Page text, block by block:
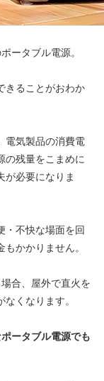
ータブル電源。
きることがおわか
電気製品の消費電
の残量をこまめに
が必要になりま
・不快な場面を回
かかりません。
合、屋外で直火を
くなります。
ータブル電源でも